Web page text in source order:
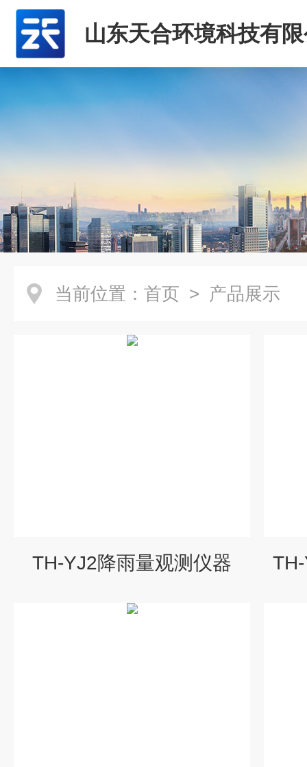
山东天合环境科技有
当前位置： 首页 > 产品展示
TH-YJ2降雨量观测仪器